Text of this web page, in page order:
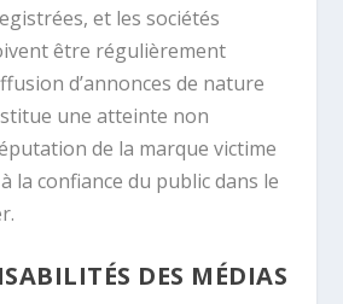
et les sociétés
être régulièrement
d’annonces de nature
une atteinte non
de la marque victime
la confiance du public dans le
DES MÉDIAS